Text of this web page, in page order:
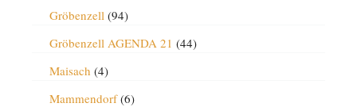
Gröbenzell (94)
Gröbenzell AGENDA 21 (44)
Maisach (4)
Mammendorf(6)